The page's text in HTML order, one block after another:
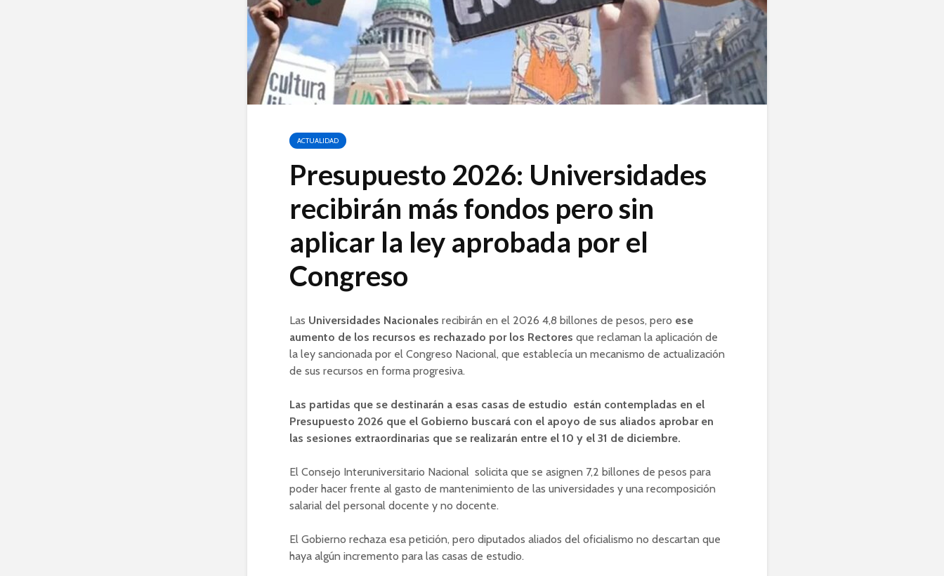
ACTUALIDAD
Presupuesto 2026: Universidades
recibirán más fondos pero sin
aplicar la ley aprobada por el
Congreso
Las Universidades Nacionales recibirán en el 2026 4,8 billones de pesos, pero ese
aumento de los recursos es rechazado por los Rectores que reclaman la aplicación de
la ley sancionada por el Congreso Nacional, que establecía un mecanismo de actualización
de sus recursos en forma progresiva.
Las partidas que se destinarán a esas casas de estudio están contempladas en el
Presupuesto 2026 que el Gobierno buscará con el apoyo de sus aliados aprobar en
las sesiones extraordinarias que se realizarán entre el 10 y el 31 de diciembre.
El Consejo Interuniversitario Nacional solicita que se asignen 7,2 billones de pesos para
poder hacer frente al gasto de mantenimiento de las universidades y una recomposición
salarial del personal docente y no docente.
El Gobierno rechaza esa petición, pero diputados aliados del oficialismo no descartan que
haya algún incremento para las casas de estudio.